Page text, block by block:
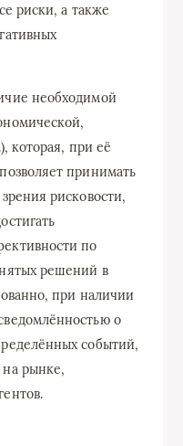
риски, а также
необходимой
которая, при её
принимать
рисковости,
по
решений в
при наличии
о
событий,
на рынке,